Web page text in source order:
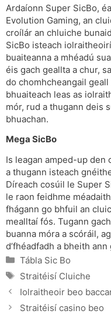
Ardaíonn Super SicBo,
Evolution Gaming, an
croílár an chluiche
SicBo isteach
buaiteanna a mhéadú
éis gach geallta a chur,
do chomhcheangail
bhuaiteach leas as
mór, rud a thugann deis
bhuachan.
Mega SicBo
Is leagan amped-up den
a thugann isteach
Díreach cosúil le Super
le raon feidhme
fhágann go bhfuil an
mealltaí fós. Tugann
buanna móra a scóráil,
d’fhéadfadh a bheith
Categories
Tábla Sic Bo
Tags
Straitéisí Cluiche
Iolraitheoir beo
Straitéisí casino beo